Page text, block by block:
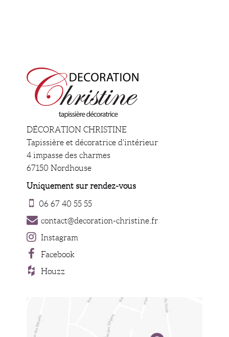
DÉCORATION CHRISTINE
Tapissière et décoratrice d'intérieur
4 impasse des charmes
67150 Nordhouse
Uniquement sur rendez-vous
06 67 40 55 55
contact@decoration-christine.fr
Instagram
Facebook
Houzz